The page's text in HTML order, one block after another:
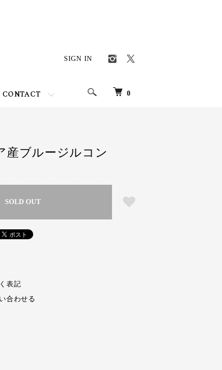
0
CONTACT
SIGN IN
産ブルージルコン
SOLD OUT
表記
合わせる